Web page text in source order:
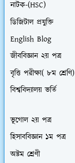
নাটক-(HSC)
ডিজিটাল প্রযুক্তি
English Blog
জীববিজ্ঞান ২য় পত্র
বৃত্তি পরীক্ষা( ৮ম শ্রেণি)
বিশ্ববিদ্যালয় ভর্তি
ভূগোল ২য় পত্র
হিসাববিজ্ঞান ১ম পত্র
অষ্টম শ্রেণী